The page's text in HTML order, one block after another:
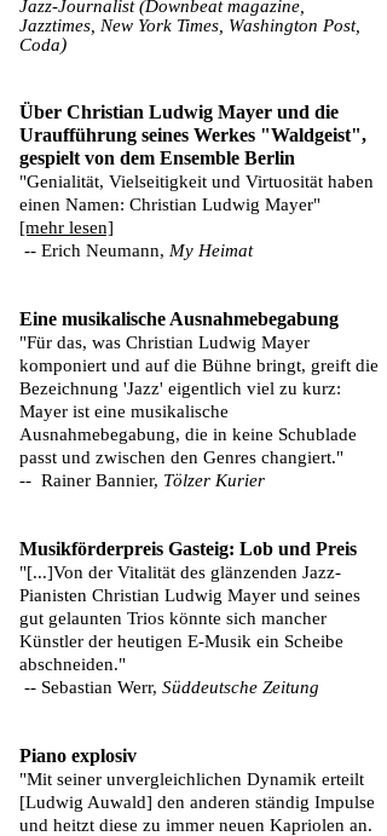
Jazz-Journalist (Downbeat magazine,
Jazztimes, New York Times, Washington Post,
Coda)
Über Christian Ludwig Mayer und die
Uraufführung seines Werkes "Waldgeist",
gespielt von dem Ensemble Berlin
"Genialität, Vielseitigkeit und Virtuosität haben
einen Namen: Christian Ludwig Mayer"
​[mehr lesen]
-- Erich Neumann, My Heimat
Eine musikalische Ausnahmebegabung
"Für das, was Christian Ludwig Mayer
komponiert und auf die Bühne bringt, greift die
Bezeichnung 'Jazz' eigentlich viel zu kurz:
Mayer ist eine musikalische
Ausnahmebegabung, die in keine Schublade
passt und zwischen den Genres changiert."
-- Rainer Bannier, Tölzer Kurier
Musikförderpreis Gasteig: Lob und Preis
"[...]Von der Vitalität des glänzenden Jazz-
Pianisten Christian Ludwig Mayer und seines
gut gelaunten Trios könnte sich mancher
Künstler der heutigen E-Musik ein Scheibe
abschneiden."
-- Sebastian Werr, Süddeutsche Zeitung
Piano explosiv
"Mit seiner unvergleichlichen Dynamik erteilt
[Ludwig Auwald] den anderen ständig Impulse
und heitzt diese zu immer neuen Kapriolen an.